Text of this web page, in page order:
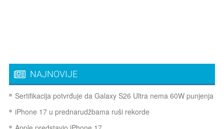
NAJNOVIJE
Sertifikacija potvrđuje da Galaxy S26 Ultra nema 60W punjenja
iPhone 17 u prednarudžbama ruši rekorde